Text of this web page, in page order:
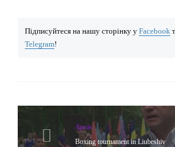
Підписуйтеся на нашу сторінку у Facebook
Telegram!
Архів
Boxing tournament in Liubeshiv